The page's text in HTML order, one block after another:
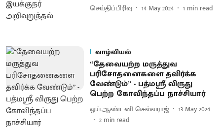
செய்திப்பிரிவு 14 May 2024 1 min read
வாழ்வியல்
“தேவையற்ற மருத்துவ
பரிசோதனைகளை தவிர்க்க
வேண்டும்” - பத்மஸ்ரீ விருது
பெற்ற கோவிந்தப்ப நாச்சியார்
ஒய்.ஆண்டனி செல்வராஜ்
13 May 2024
2 min read